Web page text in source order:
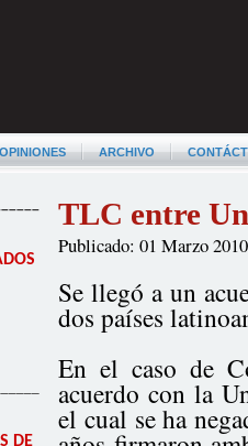
OPINIONES ARCHIVO
DE
TLC entre
Publicado: 01 Marzo 2010
Se llegó a un
dos países
En el caso de
acuerdo con la
el cual se ha